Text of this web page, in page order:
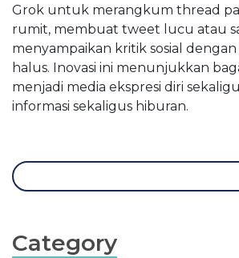
Grok untuk merangkum thread
rumit, membuat tweet lucu atau
menyampaikan kritik sosial
halus. Inovasi ini menunjukkan
menjadi media ekspresi diri
informasi sekaligus hiburan.
Category